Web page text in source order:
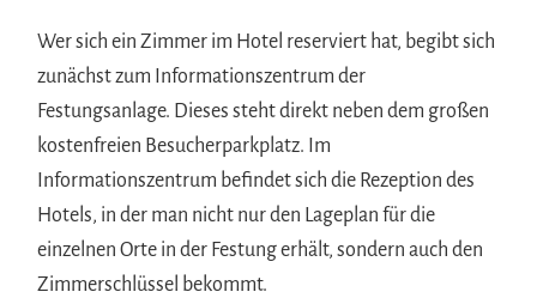
Wer sich ein Zimmer im Hotel reserviert hat, begibt sich
zunächst zum Informationszentrum der
Festungsanlage. Dieses steht direkt neben dem großen
kostenfreien Besucherparkplatz. Im
Informationszentrum befindet sich die Rezeption des
Hotels, in der man nicht nur den Lageplan für die
einzelnen Orte in der Festung erhält, sondern auch den
Zimmerschlüssel bekommt.